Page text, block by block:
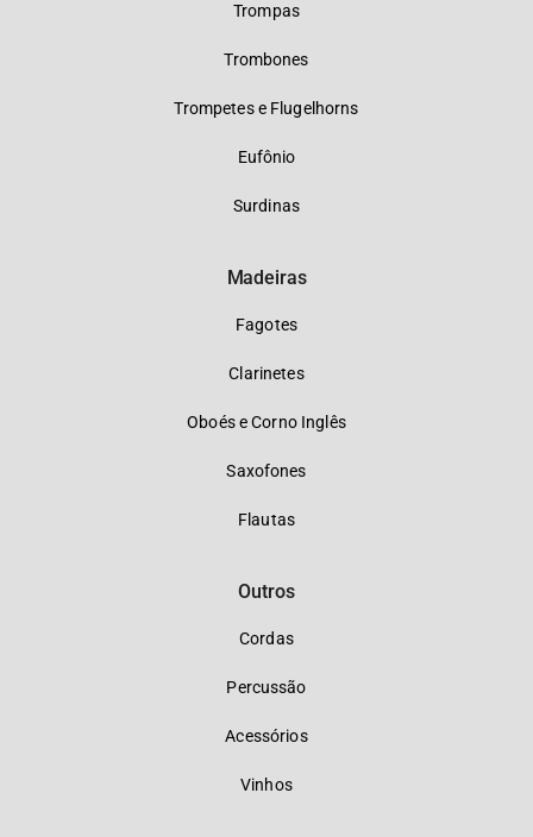
Trompas
Trombones
Trompetes e Flugelhorns
Eufônio
Surdinas
Madeiras
Fagotes
Clarinetes
Oboés e Corno Inglês
Saxofones
Flautas
Outros
Cordas
Percussão
Acessórios
Vinhos